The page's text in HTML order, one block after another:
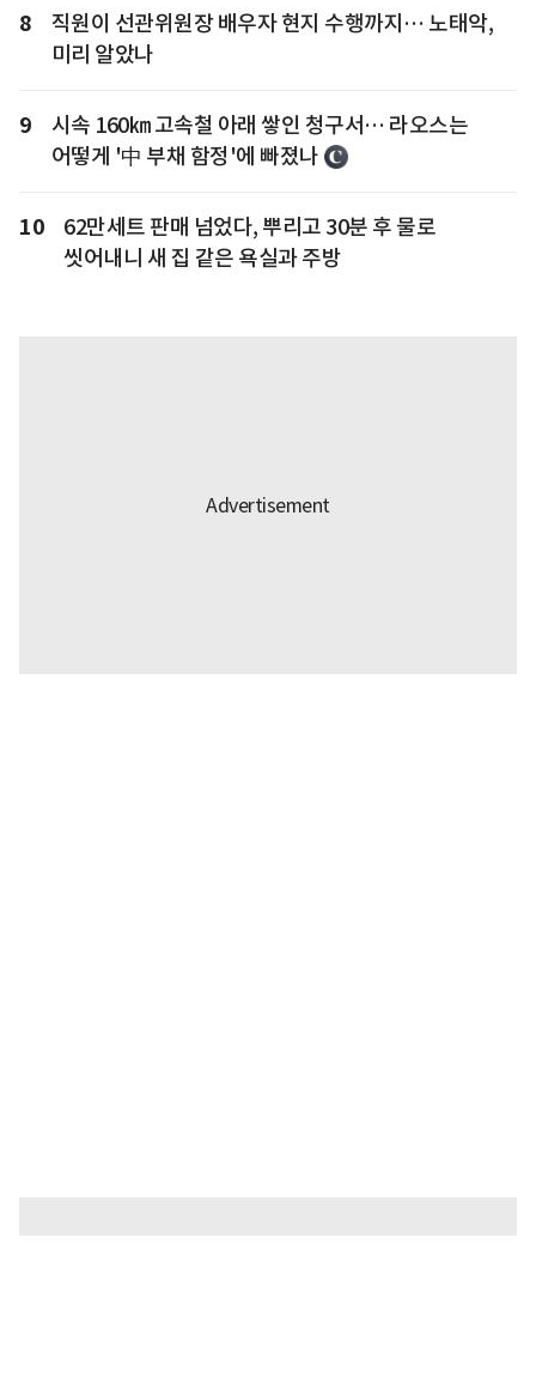
8
직원이 선관위원장 배우자 현지 수행까지… 노태악,
미리 알았나
9
시속 160㎞ 고속철 아래 쌓인 청구서… 라오스는
어떻게 '中 부채 함정'에 빠졌나
10
62만세트 판매 넘었다, 뿌리고 30분 후 물로
씻어내니 새 집 같은 욕실과 주방